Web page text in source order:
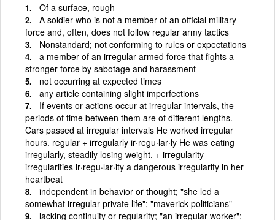
Of a surface, rough
A soldier who is not a member of an official military
force and, often, does not follow regular army tactics
Nonstandard; not conforming to rules or expectations
a member of an irregular armed force that fights a
stronger force by sabotage and harassment
not occurring at expected times
any article containing slight imperfections
If events or actions occur at irregular intervals, the
periods of time between them are of different lengths.
Cars passed at irregular intervals He worked irregular
hours. regular + irregularly ir·regu·lar·ly He was eating
irregularly, steadily losing weight. + irregularity
irregularities ir·regu·lar·ity a dangerous irregularity in her
heartbeat
independent in behavior or thought; "she led a
somewhat irregular private life"; "maverick politicians"
lacking continuity or regularity; "an irregular worker";